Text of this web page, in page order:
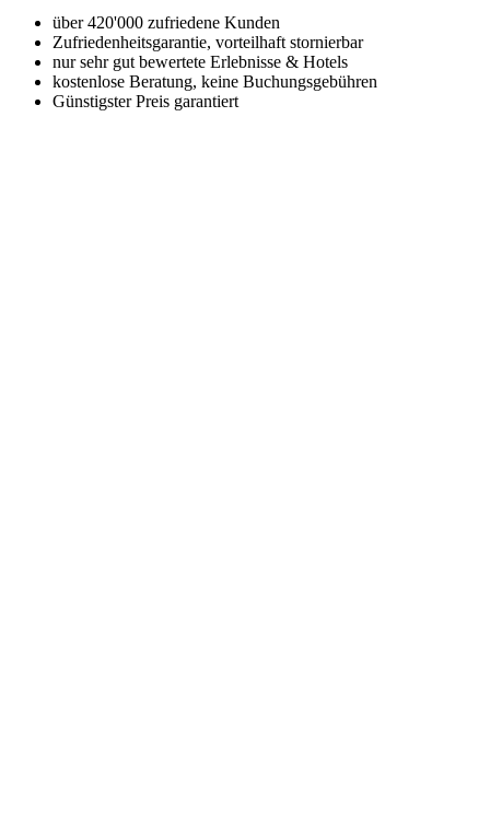
über 420'000 zufriedene Kunden
Zufriedenheitsgarantie, vorteilhaft stornierbar
nur sehr gut bewertete Erlebnisse & Hotels
kostenlose Beratung, keine Buchungsgebühren
Günstigster Preis garantiert